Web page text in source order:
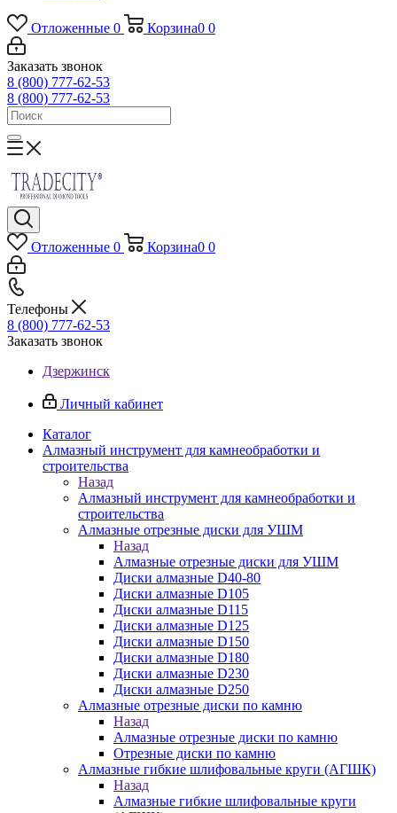
Отложенные 0 Корзина0 0
Заказать звонок
8 (800) 777-62-53
8 (800) 777-62-53
Отложенные 0 Корзина0 0
Телефоны
8 (800) 777-62-53
Заказать звонок
Дзержинск
Личный кабинет
Каталог
Алмазный инструмент для камнеобработки и
строительства
Назад
Алмазный инструмент для камнеобработки и
строительства
Алмазные отрезные диски для УШМ
Назад
Алмазные отрезные диски для УШМ
Диски алмазные D40-80
Диски алмазные D105
Диски алмазные D115
Диски алмазные D125
Диски алмазные D150
Диски алмазные D180
Диски алмазные D230
Диски алмазные D250
Алмазные отрезные диски по камню
Назад
Алмазные отрезные диски по камню
Отрезные диски по камню
Алмазные гибкие шлифовальные круги (АГШК)
Назад
Алмазные гибкие шлифовальные круги